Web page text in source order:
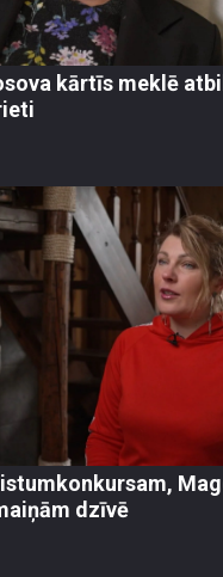
kārtīs meklē
dzīvē